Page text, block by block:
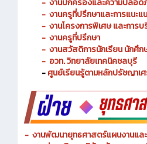
- งานกิจกรรมนักเรียน นักศึกษา
- งานปกครองและความปลอด
- งานครูที่ปรึกษาและการแนะแ
- งานโครงการพิเศษ และการบริ
- งานครูที่ปรึกษา
- งานสวัสดิการนักเรียน นักศึกษา
-อวท. วิทยาลัยเทคนิคชลบุรี
-ศูนย์เรียนรู้ตามหลักปรัชญาเ